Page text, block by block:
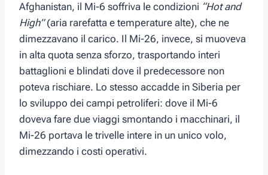
Afghanistan, il Mi-6 soffriva le condizioni “Hot and
High”(aria rarefatta e temperature alte), che ne
dimezzavano il carico. Il Mi-26, invece, si muoveva
in alta quota senza sforzo, trasportando interi
battaglioni e blindati dove il predecessore non
poteva rischiare. Lo stesso accadde in Siberia per
lo sviluppo dei campi petroliferi: dove il Mi-6
doveva fare due viaggi smontando i macchinari, il
Mi-26 portava le trivelle intere in un unico volo,
dimezzando i costi operativi.